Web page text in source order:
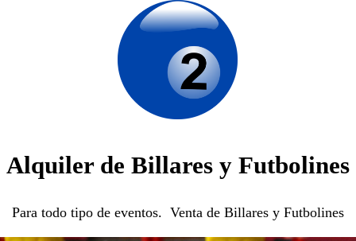
Alquiler de Billares y Futbolines
Para todo tipo de eventos. Venta de Billares y Futbolines